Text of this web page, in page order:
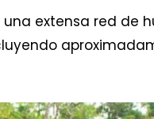
extensa red de